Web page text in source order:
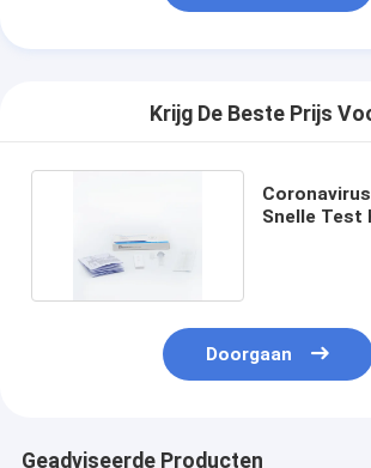
Krijg De Beste Prijs
Snelle Test
Doorgaan
Geadviseerde Producten